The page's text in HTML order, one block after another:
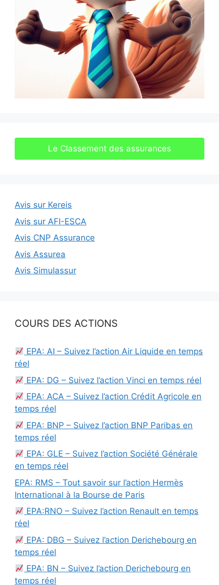
Le Classement des assurances
Avis sur Kereis
Avis sur AFI-ESCA
Avis CNP Assurance
Avis Assurea
Avis Simulassur
COURS DES ACTIONS
EPA: AI – Suivez l’action Air Liquide en temps
réel
EPA: DG – Suivez l’action Vinci en temps réel
EPA: ACA – Suivez l’action Crédit Agricole en
temps réel
EPA: BNP – Suivez l’action BNP Paribas en
temps réel
EPA: GLE – Suivez l’action Société Générale
en temps réel
EPA: RMS – Tout savoir sur l’action Hermès
International à la Bourse de Paris
EPA:RNO – Suivez l’action Renault en temps
réel
EPA: DBG – Suivez l’action Derichebourg en
temps réel
EPA: BN – Suivez l’action Derichebourg en
temps réel